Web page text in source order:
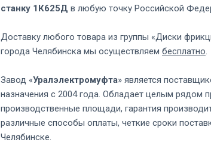
станку 1К625Д в любую точку Российской
Доставку любого товара из группы «Диски
города Челябинска мы осуществляем бесплатно.
Завод «Уралэлектромуфта» является
назначения с 2004 года. Обладает целым рядом
производственные площади, гарантия
различные способы оплаты, четкие сроки
Челябинске.